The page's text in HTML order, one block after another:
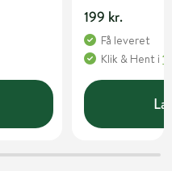
199 kr.
Få leveret
Klik & Hent i